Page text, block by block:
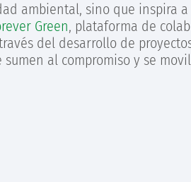
ambiental, sino que inspira
Green, plataforma de
del desarrollo de
al compromiso y se